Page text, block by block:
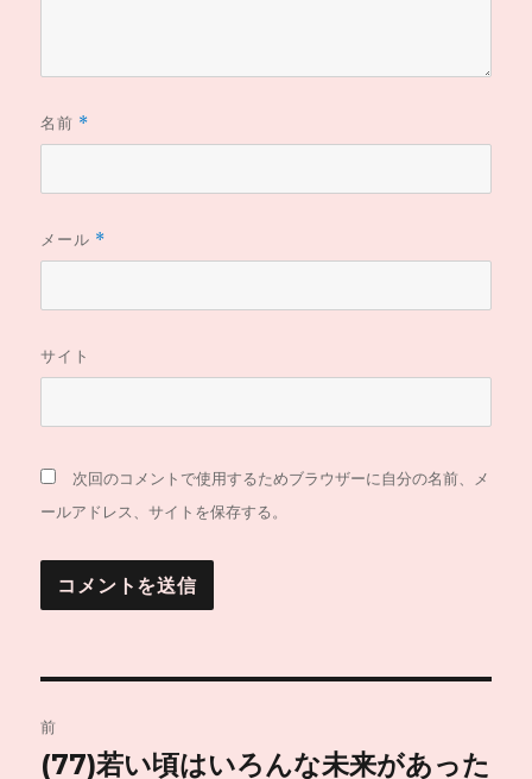
名前 *
メール *
サイト
次回のコメントで使用するためブラウザーに自分の名前、メ
ールアドレス、サイトを保存する。
稿
前
前
(77)若い頃はいろんな未来があった